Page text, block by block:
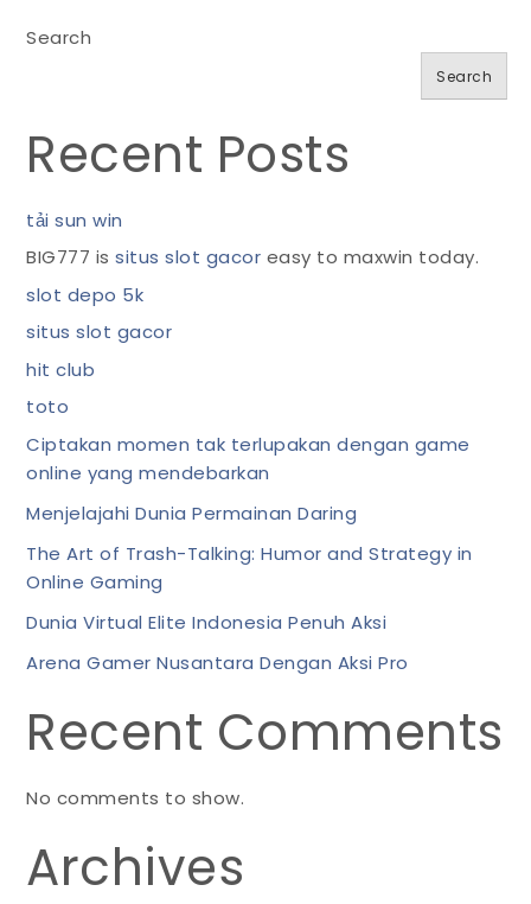
Search
Search
Recent Posts
tải sun win
BIG777 issitus slot gacor easy to maxwin today.
slot depo 5k
situs slot gacor
hit club
toto
Ciptakan momen tak terlupakan dengan game
online yang mendebarkan
Menjelajahi Dunia Permainan Daring
The Art of Trash-Talking: Humor and Strategy in
Online Gaming
Dunia Virtual Elite Indonesia Penuh Aksi
Arena Gamer Nusantara Dengan Aksi Pro
Recent Comments
No comments to show.
Archives